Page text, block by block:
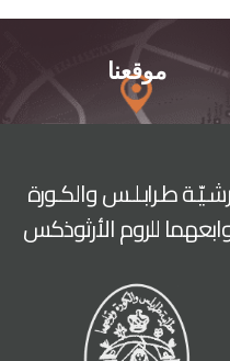
موقعنا
طـرابـلـس والكـورة
للروم الأرثوذكس